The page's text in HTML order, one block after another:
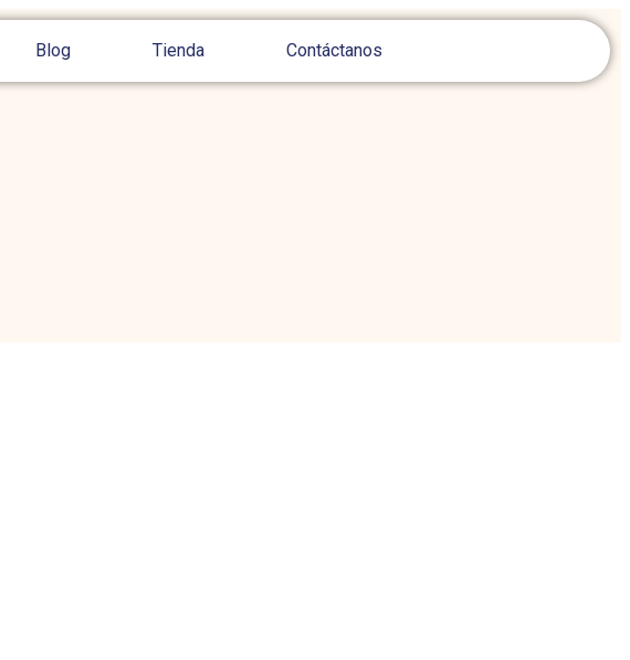
Blog Tienda Contáctanos